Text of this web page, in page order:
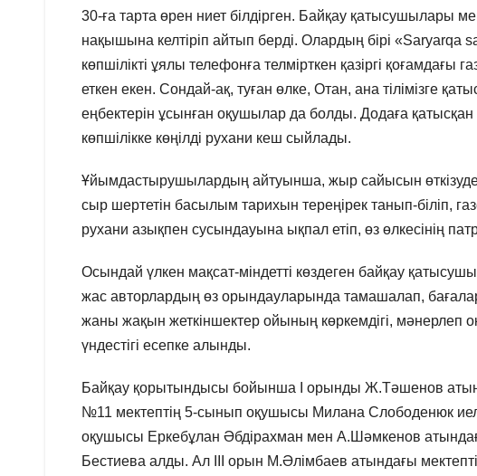
30-ға тарта өрен ниет білдірген. Байқау қатысушылары
нақышына келтіріп айтып берді. Олардың бірі «Saryarqa
көпшілікті ұялы телефонға телмірткен қазіргі
еткен екен. Сондай-ақ, туған өлке, Отан, ана тілімізге
еңбектерін ұсынған оқушылар да болды. Додаға
көпшілікке көңілді рухани кеш сыйлады.
Ұйымдастырушылардың айтуынша, жыр сайысын
сыр шертетін басылым тарихын тереңірек танып-біліп,
рухани азықпен сусындауына ықпал етіп, өз өлкесінің
Осындай үлкен мақсат-міндетті көздеген байқау
жас авторлардың өз орындауларында тамашалап,
жаны жақын жеткіншектер ойының көркемдігі, мәнерлеп
үндестігі есепке алынды.
Байқау қорытындысы бойынша І орынды Ж.Тәшенов
№11 мектептің 5-сынып оқушысы Милана Слободенюк
оқушысы Еркебұлан Әбдірахман мен А.Шәмкенов
Бестиева алды. Ал ІІІ орын М.Әлімбаев атындағы